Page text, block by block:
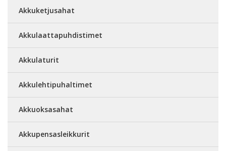
Akkuketjusahat
Akkulaattapuhdistimet
Akkulaturit
Akkulehtipuhaltimet
Akkuoksasahat
Akkupensasleikkurit